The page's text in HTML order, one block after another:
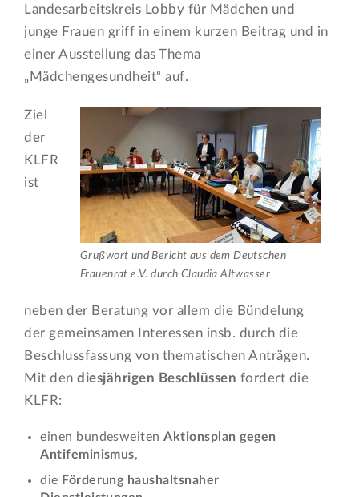
Landesarbeitskreis Lobby für Mädchen und
junge Frauen griff in einem kurzen Beitrag und in
einer Ausstellung das Thema
„Mädchengesundheit“ auf.
Grußwort und Bericht aus dem Deutschen
Frauenrat e.V. durch Claudia Altwasser
Ziel
der
KLFR
ist
neben der Beratung vor allem die Bündelung
der gemeinsamen Interessen insb. durch die
Beschlussfassung von thematischen Anträgen.
Mit dendiesjährigen Beschlüssen fordert die
KLFR:
einen bundesweitenAktionsplan gegen
Antifeminismus,
die Förderung haushaltsnaher